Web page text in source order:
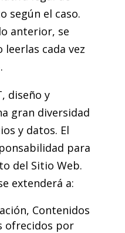
según el caso.
anterior, se
cada vez
diseño y
gran diversidad
y datos. El
para
del Sitio Web.
extenderá a:
Contenidos
ofrecidos por